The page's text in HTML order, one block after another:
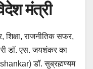
मंत्री
शिक्षा, राजनीतिक सफर,
डॉ. एस. जयशंकर का
डॉ. सुब्रह्मण्यम